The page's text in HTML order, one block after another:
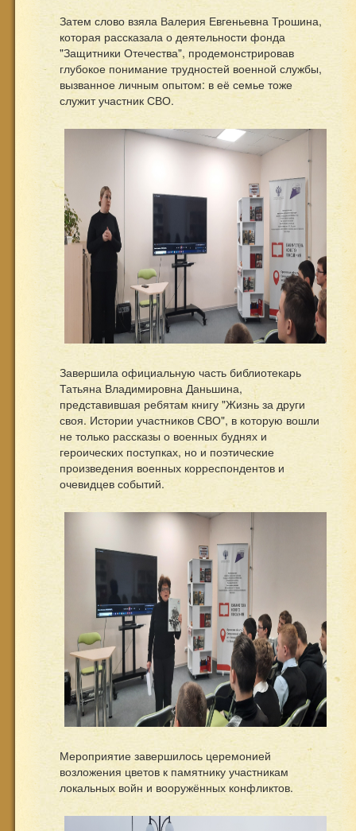
Затем слово взяла Валерия Евгеньевна Трошина,
которая рассказала о деятельности фонда
"Защитники Отечества", продемонстрировав
глубокое понимание трудностей военной службы,
вызванное личным опытом: в её семье тоже
служит участник СВО.
Завершила официальную часть библиотекарь
Татьяна Владимировна Даньшина,
представившая ребятам книгу "Жизнь за други
своя. Истории участников СВО", в которую вошли
не только рассказы о военных буднях и
героических поступках, но и поэтические
произведения военных корреспондентов и
очевидцев событий.
Мероприятие завершилось церемонией
возложения цветов к памятнику участникам
локальных войн и вооружённых конфликтов.